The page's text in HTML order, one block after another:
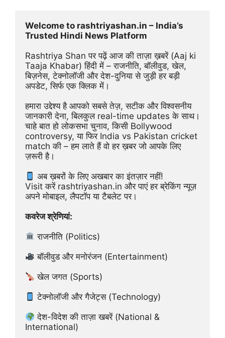
Welcome to rashtriyashan.in – India’s
Trusted Hindi News Platform
Rashtriya Shan पर पढ़ें आज की ताज़ा ख़बरें (Aaj ki
Taaja Khabar) हिंदी में – राजनीति, बॉलीवुड, खेल,
बिज़नेस, टेक्नोलॉजी और देश-दुनिया से जुड़ी हर बड़ी
अपडेट, सिर्फ एक क्लिक में।
हमारा उद्देश्य है आपको सबसे तेज़, सटीक और विश्वसनीय
जानकारी देना, बिलकुल real-time updates के साथ।
चाहे बात हो लोकसभा चुनाव, किसी Bollywood
controversy, या फिर India vs Pakistan cricket
match की – हम लाते हैं वो हर ख़बर जो आपके लिए
ज़रूरी है।
अब ख़बरों के लिए अखबार का इंतज़ार नहीं!
Visit करें rashtriyashan.in और पाएं हर ब्रेकिंग न्यूज़
अपने मोबाइल, लैपटॉप या टैबलेट पर।
कवरेज श्रेणियां:
राजनीति (Politics)
बॉलीवुड और मनोरंजन (Entertainment)
खेल जगत (Sports)
टेक्नोलॉजी और गैजेट्स (Technology)
देश-विदेश की ताज़ा खबरें (National &
International)